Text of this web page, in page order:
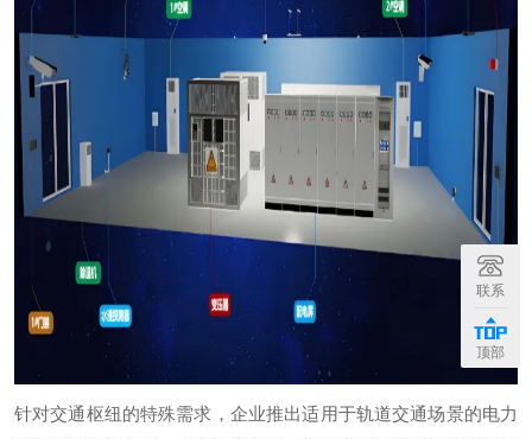
针对交通枢纽的特殊需求，企业推出适用于轨道交通场景的电力
联系
顶部